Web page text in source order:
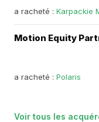
a racheté : Karpackie
Motion Equity
a racheté : Polaris
Voir tous les